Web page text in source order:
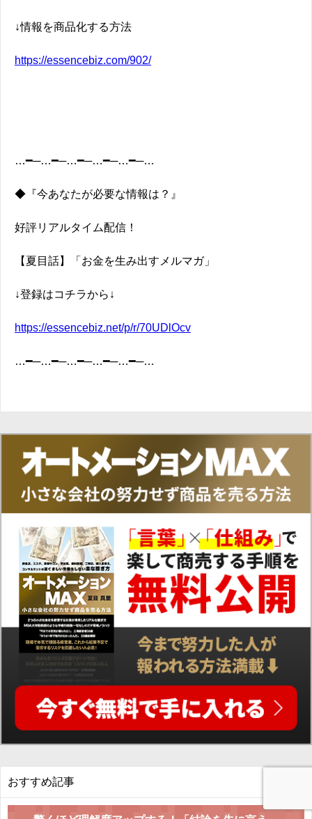
↓情報を商品化する方法
https://essencebiz.com/902/
…━─…━─…━─…━─…━─…
◆『今あなたが必要な情報は？』
好評リアルタイム配信！
【夏目話】「お金を生み出すメルマガ」
↓登録はコチラから↓
https://essencebiz.net/p/r/70UDlOcv
…━─…━─…━─…━─…━─…
おすすめ記事